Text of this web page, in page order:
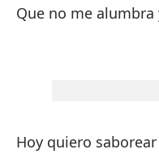
Que no me alumbra
Hoy quiero